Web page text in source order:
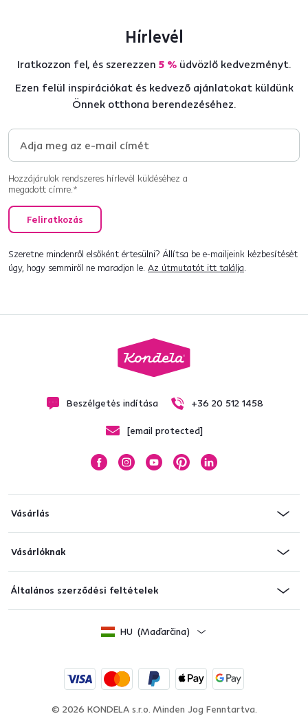
Hírlevél
Iratkozzon fel, és szerezzen 5 %üdvözlő kedvezményt.
Ezen felül inspirációkat és kedvező ajánlatokat küldünk
Önnek otthona berendezéséhez.
Hozzájárulok rendszeres hírlevél küldéséhez a
megadott címre.*
Feliratkozás
Szeretne mindenről elsőként értesülni? Állítsa be e-mailjeink kézbesítését
úgy, hogy semmiről ne maradjon le. Az útmutatót itt találja.
Beszélgetés indítása +36 20 512 1458
[email protected]
Vásárlás
Vásárlóknak
Általános szerződési feltételek
HU (Maďarčina)
© 2026 KONDELA s.r.o. Minden Jog Fenntartva.